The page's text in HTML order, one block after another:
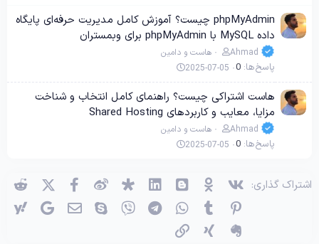
phpMyAdmin چیست؟ آموزش کامل مدیریت حرفه‌ای پایگاه
داده MySQL با phpMyAdmin برای وبمستران
Ahmad هاست و دامین
پاسخ‌ها 0
2025-07-05
هاست اشتراکی چیست؟ راهنمای کامل انتخاب و شناخت
مزایا، معایب و کاربردهای Shared Hosting
Ahmad هاست و دامین
پاسخ‌ها 0
2025-07-05
اشتراک گذاری: وی‌کی اوکی (OK) بلاگر لینکدین دیاسپورا ویبو فیسبوک
X (توئیتر)
پینترست Tumblr واتساپ تلگرام وایبر اسکایپ ایمیل گوگل
اِورنُت
زینگ